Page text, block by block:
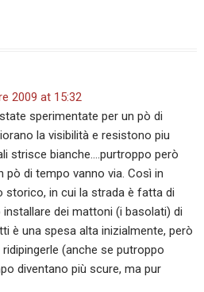
2009 at 15:32
sperimentate per un pò di
la visibilità e resistono piu
strisce bianche….purtroppo però
pò di tempo vanno via. Così in
storico, in cui la strada è fatta di
dei mattoni (i basolati) di
è una spesa alta inizialmente, però
(anche se putroppo
diventano più scure, ma pur